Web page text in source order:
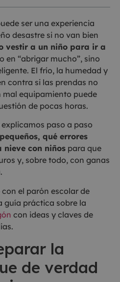
ser una experiencia
desastre si no van bien
vestir a un niño para ir a
en “abrigar mucho”, sino
El frío, la humedad y
contra si las prendas no
mal equipamiento puede
de pocas horas.
paso a paso
qué errores
con niños para que
y, sobre todo, con ganas
el parón escolar de
guía práctica sobre la
con ideas y claves de
la
de verdad